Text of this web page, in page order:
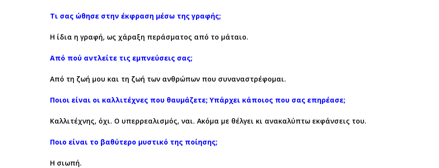
Τι σας ώθησε στην έκφραση μέσω της γραφής;
Η ίδια η γραφή, ως χάραξη περάσματος από το μάταιο.
Από πού αντλείτε τις εμπνεύσεις σας;
Από τη ζωή μου και τη ζωή των ανθρώπων που συναναστρέφομαι.
Ποιοι είναι οι καλλιτέχνες που θαυμάζετε; Υπάρχει κάποιος που σας επηρέασε;
Καλλιτέχνης, όχι. Ο υπερρεαλισμός, ναι. Ακόμα με θέλγει κι ανακαλύπτω εκφάνσεις του.
Ποιο είναι το βαθύτερο μυστικό της ποίησης;
Η σιωπή.